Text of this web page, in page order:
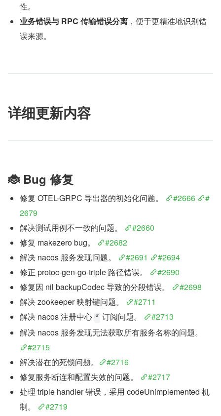
性。
业务错误与 RPC 传输错误分离 ，便于更精准地识别错
误来源。
详细更新内容
🐞 Bug 修复
修复 OTEL-GRPC 导出器的初始化问题。 #2666
#
2679
解决测试用例不一致的问题。
#2660
修复 makezero bug。
#2682
解决 nacos 服务发现问题。
#2691
#2694
修正 protoc-gen-go-triple 路径错误。
#2690
修复因 nil backupCodec 导致的分段错误。
#2698
解决 zookeeper 映射键问题。
#2711
解决 nacos 注册中心 * 订阅问题。
#2713
#2715
解决潜在的死锁问题。
#2716
修复服务断连和配置失效的问题。
#2717
处理 triple handler 错误，采用 codeUnimplemented 机
制。
#2719